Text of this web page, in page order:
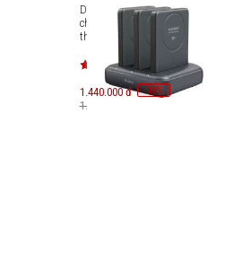
Dock Sạc Siêu an toàn chống
cháy nổ BMX SolidSafe 3 TBAY
thiết bị charging Dock C986-3B
1.440.000 đ -10%
1.600.000 đ